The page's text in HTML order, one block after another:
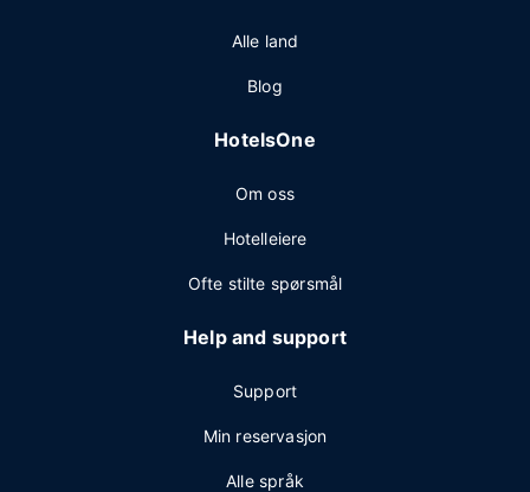
Alle land
Blog
HotelsOne
Om oss
Hotelleiere
Ofte stilte spørsmål
Help and support
Support
Min reservasjon
Alle språk